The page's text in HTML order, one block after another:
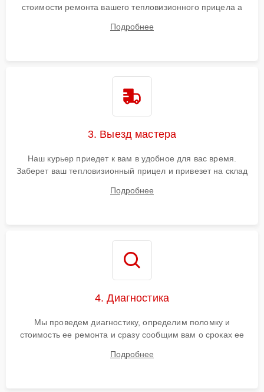
стоимости ремонта вашего тепловизионного прицела а
Подробнее
3. Выезд мастера
Наш курьер приедет к вам в удобное для вас время.
Заберет ваш тепловизионный прицел и привезет на склад
Подробнее
4. Диагностика
Мы проведем диагностику, определим поломку и
стоимость ее ремонта и сразу сообщим вам о сроках ее
Подробнее